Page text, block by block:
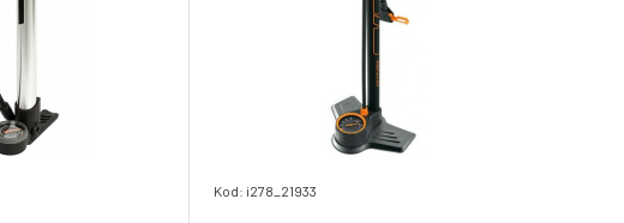
Kod: i278_21933